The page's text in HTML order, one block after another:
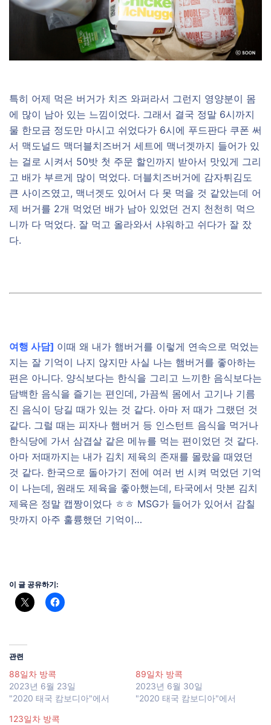
특히 어제 먹은 버거가 치즈 와퍼라서 그런지 영양분이 몸
에 많이 남아 있는 느낌이었다. 그래서 결국 정말 6시까지
물 한모금 정도만 마시고 쉬었다가 6시에 푸드판다 쿠폰 써
서 맥도널드 맥더블치즈버거 세트에 맥너겟까지 들어가 있
는 걸로 시켜서 50밧 첫 주문 할인까지 받아서 맛있게 그리
고 배가 부르게 많이 먹었다. 더블치즈버거에 감자튀김도
큰 사이즈였고, 맥너겟도 있어서 다 못 먹을 것 같았는데 어
제 버거를 2개 먹었던 배가 남아 있었던 건지 천천히 먹으
니까 다 먹었다. 잘 먹고 올라와서 샤워하고 쉬다가 잘 잤
다.
여행 사담] 이때 왜 내가 햄버거를 이렇게 연속으로 먹었는
지는 잘 기억이 나지 않지만 사실 나는 햄버거를 좋아하는
편은 아니다. 양식보다는 한식을 그리고 느끼한 음식보다는
담백한 음식을 즐기는 편인데, 가끔씩 몸에서 고기나 기름
진 음식이 당길 때가 있는 것 같다. 아마 저 때가 그랬던 것
같다. 그럴 때는 피자나 햄버거 등 인스턴트 음식을 먹거나
한식당에 가서 삼겹살 같은 메뉴를 먹는 편이었던 것 같다.
아마 저때까지는 내가 김치 제육의 존재를 몰랐을 때였던
것 같다. 한국으로 돌아가기 전에 여러 번 시켜 먹었던 기억
이 나는데, 원래도 제육을 좋아했는데, 타국에서 맛본 김치
제육은 정말 캡짱이었다 ㅎㅎ MSG가 들어가 있어서 감칠
맛까지 아주 훌륭했던 기억이…
이 글 공유하기:
관련
88일차 방콕
2023년 6월 23일
"2020 태국 캄보디아"에서
89일차 방콕
2023년 6월 30일
"2020 태국 캄보디아"에서
123일차 방콕